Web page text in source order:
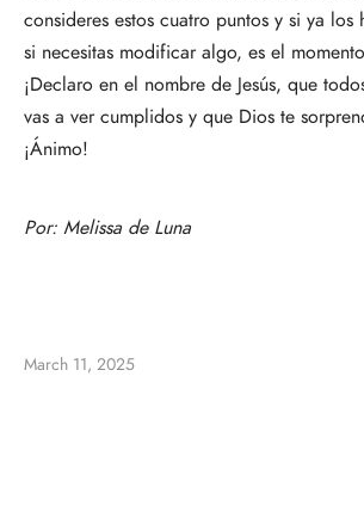
consideres estos cuatro puntos y si ya los
si necesitas modificar algo, es el
¡Declaro en el nombre de Jesús, que
vas a ver cumplidos y que Dios te
¡Ánimo!
Por: Melissa de Luna
March 11, 2025